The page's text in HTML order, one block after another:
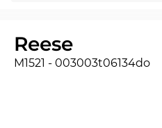
Reese
M1521 - 003003t06134do